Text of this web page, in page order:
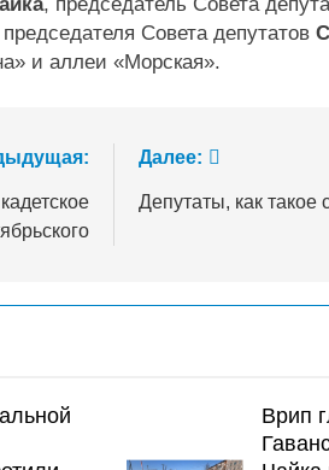
Совета депутатов
и аллеи «Морская».
Далее:
Депутаты, как
Врип